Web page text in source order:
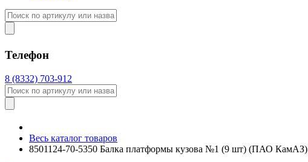
Телефон
8 (8332) 703-912
Весь каталог товаров
8501124-70-5350 Балка платформы кузова №1 (9 шт) (ПАО КамАЗ)